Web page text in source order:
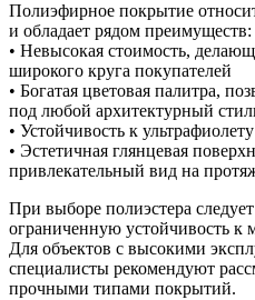
Полиэфирное покрытие
и обладает рядом преимуществ:
• Невысокая стоимость,
широкого круга покупателей
• Богатая цветовая палитра,
под любой архитектурный
• Устойчивость к
• Эстетичная глянцевая
привлекательный вид на
При выборе полиэстера
ограниченную устойчивость к
Для объектов с высокими
специалисты рекомендуют
прочными типами покрытий.